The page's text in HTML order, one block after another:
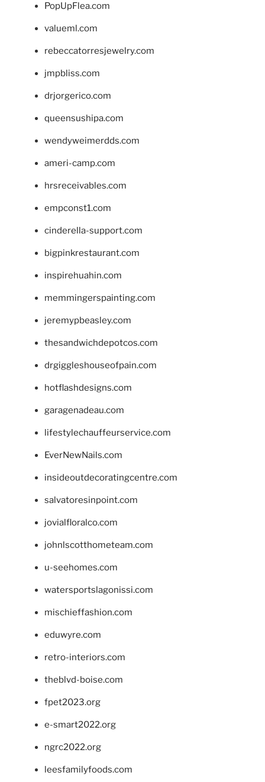
PopUpFlea.com
valueml.com
rebeccatorresjewelry.com
jmpbliss.com
drjorgerico.com
queensushipa.com
wendyweimerdds.com
ameri-camp.com
hrsreceivables.com
empconst1.com
cinderella-support.com
bigpinkrestaurant.com
inspirehuahin.com
memmingerspainting.com
jeremypbeasley.com
thesandwichdepotcos.com
drgiggleshouseofpain.com
hotflashdesigns.com
garagenadeau.com
lifestylechauffeurservice.com
EverNewNails.com
insideoutdecoratingcentre.com
salvatoresinpoint.com
jovialfloralco.com
johnlscotthometeam.com
u-seehomes.com
watersportslagonissi.com
mischieffashion.com
eduwyre.com
retro-interiors.com
theblvd-boise.com
fpet2023.org
e-smart2022.org
ngrc2022.org
leesfamilyfoods.com